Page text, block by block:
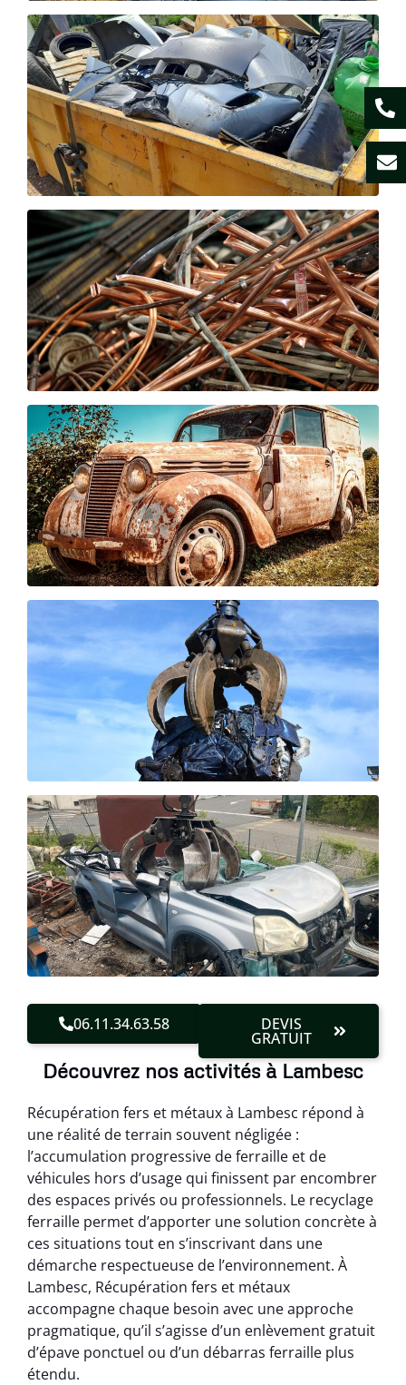
06.11.34.63.58 DEVIS
GRATUIT
Découvrez nos activités à Lambesc
Récupération fers et métaux à Lambesc répond à
une réalité de terrain souvent négligée :
l’accumulation progressive de ferraille et de
véhicules hors d’usage qui finissent par encombrer
des espaces privés ou professionnels. Le recyclage
ferraille permet d’apporter une solution concrète à
ces situations tout en s’inscrivant dans une
démarche respectueuse de l’environnement. À
Lambesc, Récupération fers et métaux
accompagne chaque besoin avec une approche
pragmatique, qu’il s’agisse d’un enlèvement gratuit
d’épave ponctuel ou d’un débarras ferraille plus
étendu.